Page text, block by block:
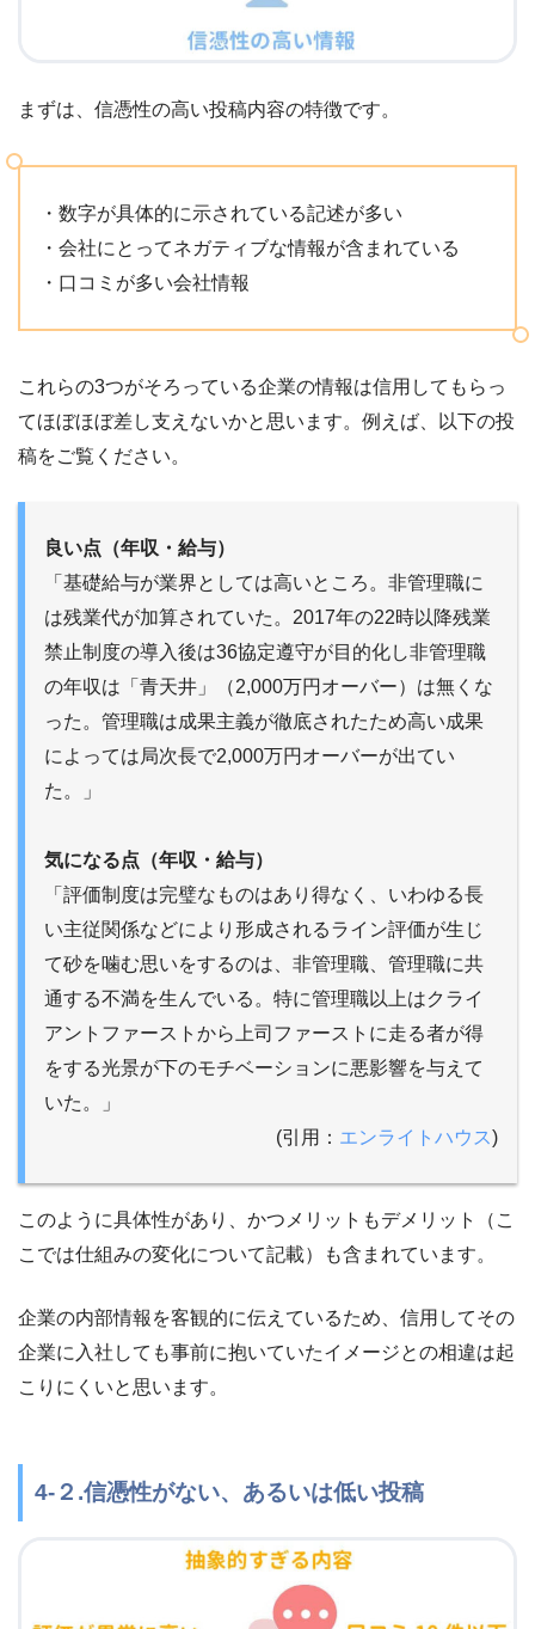
まずは、信憑性の高い投稿内容の特徴です。
・数字が具体的に示されている記述が多い
・会社にとってネガティブな情報が含まれている
・口コミが多い会社情報
これらの3つがそろっている企業の情報は信用してもらっ
てほぼほぼ差し支えないかと思います。例えば、以下の投
稿をご覧ください。
良い点（年収・給与）
「基礎給与が業界としては高いところ。非管理職に
は残業代が加算されていた。2017年の22時以降残業
禁止制度の導入後は36協定遵守が目的化し非管理職
の年収は「青天井」（2,000万円オーバー）は無くな
った。管理職は成果主義が徹底されたため高い成果
によっては局次長で2,000万円オーバーが出てい
た。」
気になる点（年収・給与）
「評価制度は完璧なものはあり得なく、いわゆる長
い主従関係などにより形成されるライン評価が生じ
て砂を噛む思いをするのは、非管理職、管理職に共
通する不満を生んでいる。特に管理職以上はクライ
アントファーストから上司ファーストに走る者が得
をする光景が下のモチベーションに悪影響を与えて
いた。」
(引用： エンライトハウス)
このように具体性があり、かつメリットもデメリット（こ
こでは仕組みの変化について記載）も含まれています。
企業の内部情報を客観的に伝えているため、信用してその
企業に入社しても事前に抱いていたイメージとの相違は起
こりにくいと思います。
4-２.信憑性がない、あるいは低い投稿